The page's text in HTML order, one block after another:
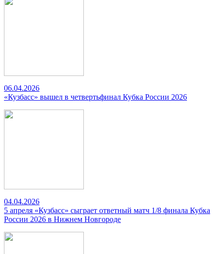
06.04.2026
«Кузбасс» вышел в четвертьфинал Кубка России 2026
04.04.2026
5 апреля «Кузбасс» сыграет ответный матч 1/8 финала Кубка
России 2026 в Нижнем Новгороде